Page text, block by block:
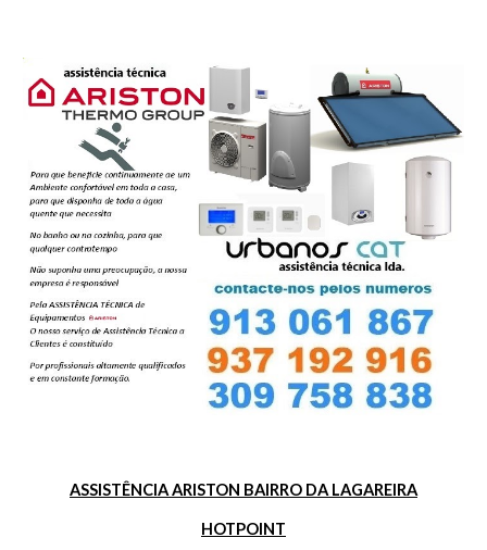
ASSISTÊNCIA ARISTON BAIRRO DA LAGAREIRA
HOTPOINT